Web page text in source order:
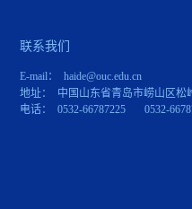
联系我们
E-mail： haide@ouc.edu.cn
地址： 中国山东省青岛市崂山区松
电话： 0532-66787225 0532-